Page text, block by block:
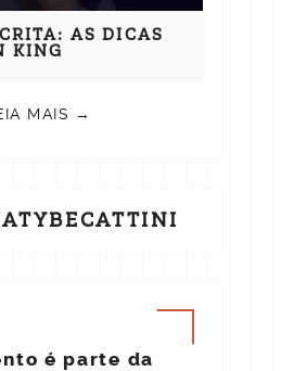
AS DICAS
KING
MAIS →
é parte da